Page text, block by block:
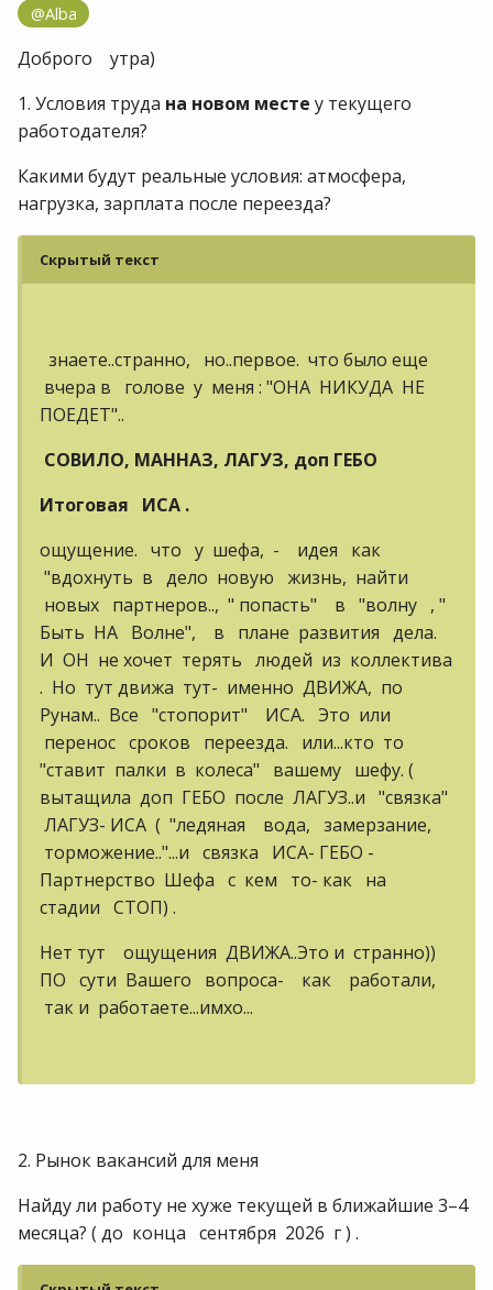
@Alba
Доброго утра)
1. Условия труда на новом месте у текущего
работодателя?
Какими будут реальные условия: атмосфера,
нагрузка, зарплата после переезда?
Скрытый текст
знаете..странно, но..первое. что было еще
вчера в голове у меня : "ОНА НИКУДА НЕ
ПОЕДЕТ"..
СОВИЛО, МАННАЗ, ЛАГУЗ, доп ГЕБО
Итоговая ИСА .
ощущение. что у шефа, - идея как
"вдохнуть в дело новую жизнь, найти
новых партнеров.., " попасть" в "волну , "
Быть НА Волне", в плане развития дела.
И ОН не хочет терять людей из коллектива
. Но тут движа тут- именно ДВИЖА, по
Рунам.. Все "стопорит" ИСА. Это или
перенос сроков переезда. или...кто то
"ставит палки в колеса" вашему шефу. (
вытащила доп ГЕБО после ЛАГУЗ..и "связка"
ЛАГУЗ- ИСА ( "ледяная вода, замерзание,
торможение.."...и связка ИСА- ГЕБО -
Партнерство Шефа с кем то- как на
стадии СТОП) .
Нет тут ощущения ДВИЖА..Это и странно))
ПО сути Вашего вопроса- как работали,
так и работаете...имхо...
2. Рынок вакансий для меня
Найду ли работу не хуже текущей в ближайшие 3–4
месяца? ( до конца сентября 2026 г ) .